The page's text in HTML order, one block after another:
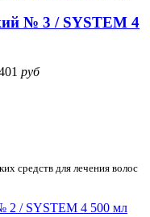
№ 3 / SYSTEM 4
руб
средств для лечения волос